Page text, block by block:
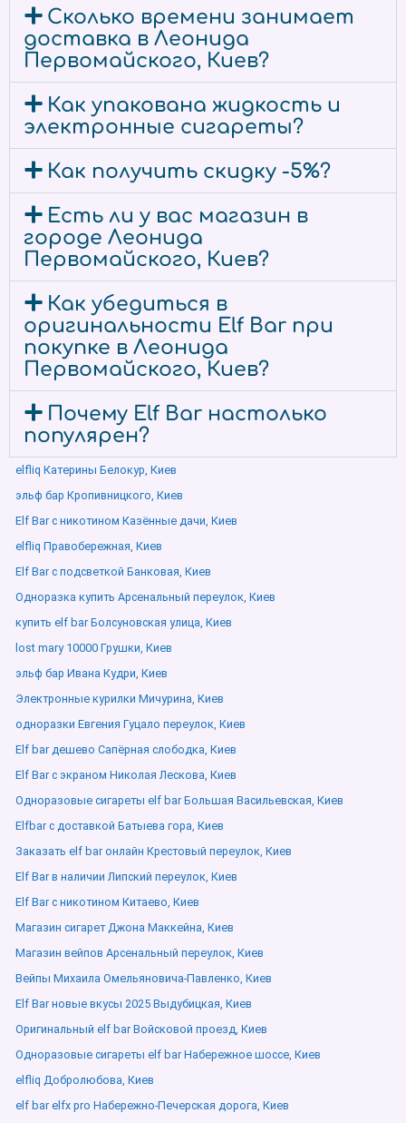
Сколько времени занимает
доставка в Леонида
Первомайского, Киев?
Как упакована жидкость и
электронные сигареты?
Как получить скидку -5%?
Есть ли у вас магазин в
городе Леонида
Первомайского, Киев?
Как убедиться в
оригинальности Elf Bar при
покупке в Леонида
Первомайского, Киев?
Почему Elf Bar настолько
популярен?
elfliq Катерины Белокур, Киев
эльф бар Кропивницкого, Киев
Elf Bar с никотином Казённые дачи, Киев
elfliq Правобережная, Киев
Elf Bar с подсветкой Банковая, Киев
Одноразка купить Арсенальный переулок, Киев
купить elf bar Болсуновская улица, Киев
lost mary 10000 Грушки, Киев
эльф бар Ивана Кудри, Киев
Электронные курилки Мичурина, Киев
одноразки Евгения Гуцало переулок, Киев
Elf bar дешево Сапёрная слободка, Киев
Elf Bar с экраном Николая Лескова, Киев
Одноразовые сигареты elf bar Большая Васильевская, Киев
Elfbar с доставкой Батыева гора, Киев
Заказать elf bar онлайн Крестовый переулок, Киев
Elf Bar в наличии Липский переулок, Киев
Elf Bar с никотином Китаево, Киев
Магазин сигарет Джона Маккейна, Киев
Магазин вейпов Арсенальный переулок, Киев
Вейпы Михаила Омельяновича-Павленко, Киев
Elf Bar новые вкусы 2025 Выдубицкая, Киев
Оригинальный elf bar Войсковой проезд, Киев
Одноразовые сигареты elf bar Набережное шоссе, Киев
elfliq Добролюбова, Киев
elf bar elfx pro Набережно-Печерская дорога, Киев